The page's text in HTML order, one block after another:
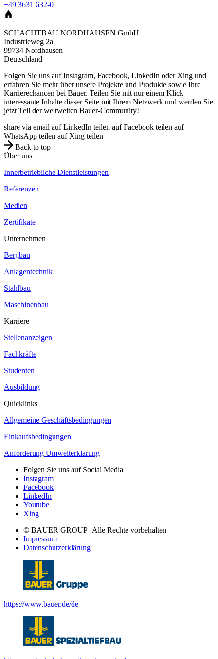
+49 3631 632-0
SCHACHTBAU NORDHAUSEN GmbH
Industrieweg 2a
99734 Nordhausen
Deutschland
Folgen Sie uns auf Instagram, Facebook, LinkedIn oder Xing und
erfahren Sie mehr über unsere Projekte und Produkte sowie Ihre
Karrierechancen bei Bauer. Teilen Sie mit nur einem Klick
interessante Inhalte dieser Seite mit Ihrem Netzwerk und werden Sie
jetzt Teil der weltweiten Bauer-Community!
share via email auf LinkedIn teilen auf Facebook teilen auf
WhatsApp teilen auf Xing teilen
Back to top
Über uns
Innerbetriebliche Dienstleistungen
Referenzen
Medien
Zertifikate
Unternehmen
Bergbau
Anlagentechnik
Stahlbau
Maschinenbau
Karriere
Stellenanzeigen
Fachkräfte
Studenten
Ausbildung
Quicklinks
Allgemeine Geschäftsbedingungen
Einkaufsbedingungen
Anforderung Umwelterklärung
Folgen Sie uns auf Social Media
Instagram
Facebook
LinkedIn
Youtube
Xing
© BAUER GROUP | Alle Rechte vorbehalten
Impressum
Datenschutzerklärung
https://www.bauer.de/de